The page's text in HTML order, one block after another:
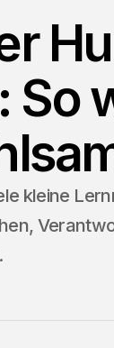
So
kleine